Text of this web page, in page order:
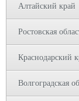
Алтайский край
Ростовская
Краснодарский
Волгоградская